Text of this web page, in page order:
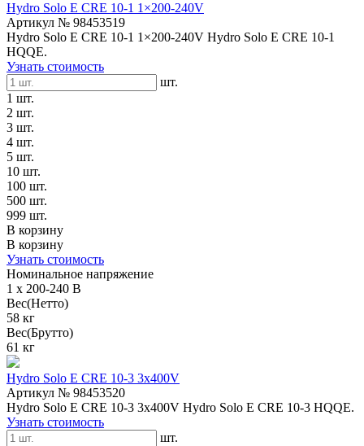
Hydro Solo E CRE 10-1 1×200-240V
Артикул № 98453519
Hydro Solo E CRE 10-1 1×200-240V Hydro Solo E CRE 10-1
HQQE.
Узнать стоимость
шт.
1 шт.
2 шт.
3 шт.
4 шт.
5 шт.
10 шт.
100 шт.
500 шт.
999 шт.
В корзину
В корзину
Узнать стоимость
Номинальное напряжение
1 x 200-240 В
Вес(Нетто)
58 кг
Вес(Брутто)
61 кг
Hydro Solo E CRE 10-3 3x400V
Артикул № 98453520
Hydro Solo E CRE 10-3 3x400V Hydro Solo E CRE 10-3 HQQE.
Узнать стоимость
шт.